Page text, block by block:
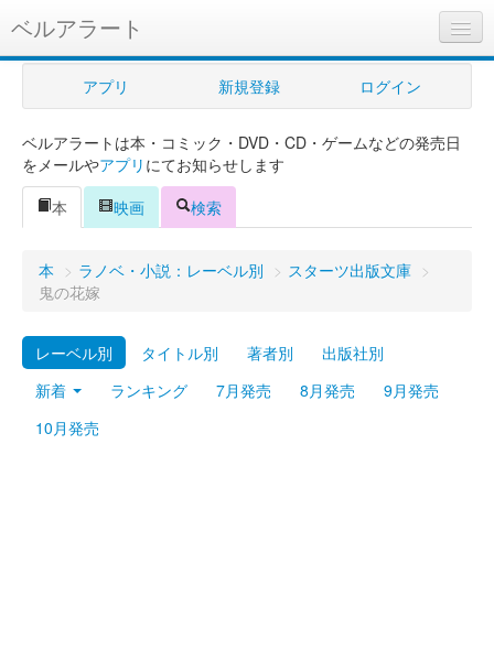
ベルアラート
ベルアラートとは
ヘルプ
新規登録
ログイン
購入管理
Myシェルフ
プレミアム
アプリ 新規登録 ログイン
ベルアラートは本・コミック・DVD・CD・ゲームなどの発売日
をメールやアプリ にてお知らせします
本
映画 検索
本 > ラノベ・小説：レーベル別 > スターツ出版文庫 >
鬼の花嫁
レーベル別 タイトル別 著者別
出版社別
新着
ランキング 7月発売 8月発売
9月発売
10月発売